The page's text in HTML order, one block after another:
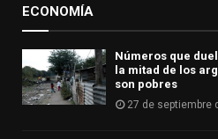
ECONOMÍA
Números que
la mitad de los
son pobres
27 de septiembre